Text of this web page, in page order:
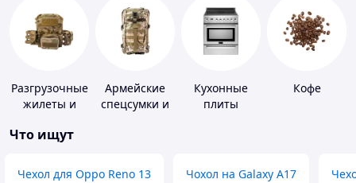
Разгрузочные
жилеты и
без плит
Армейские
спецсумки и
Кухонные
плиты
Кофе
Что ищут
Чехол для Oppo Reno 13 Чохол на Galaxy A17